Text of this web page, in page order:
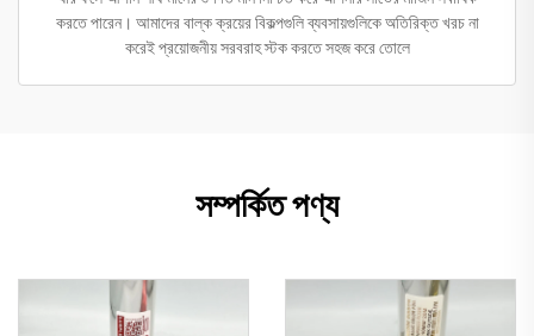
করতে পারেন। আমাদের বাল্ক ক্রয়ের বিকল্পগুলি ব্যবসায়গুলিকে অতিরিক্ত খরচ না
করেই প্রয়োজনীয় সরবরাহ স্টক করতে সহজ করে তোলে
সম্পর্কিত পণ্য